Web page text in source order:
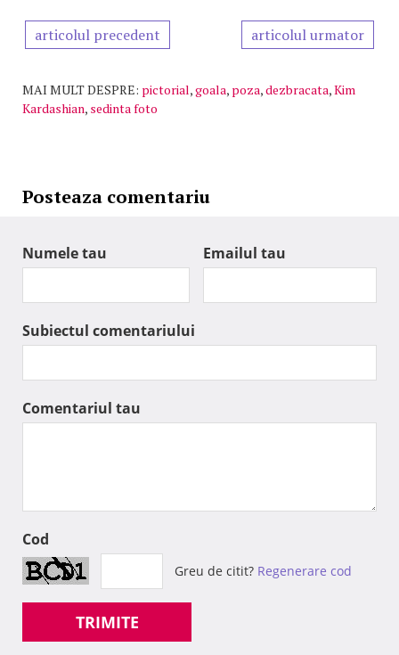
articolul precedent articolul urmator
MAI MULT DESPRE: pictorial,goala, poza,dezbracata,Kim
Kardashian, sedinta foto
Posteaza comentariu
Numele tau Emailul tau
Subiectul comentariului
Comentariul tau
Cod
Greu de citit? Regenerare cod
TRIMITE